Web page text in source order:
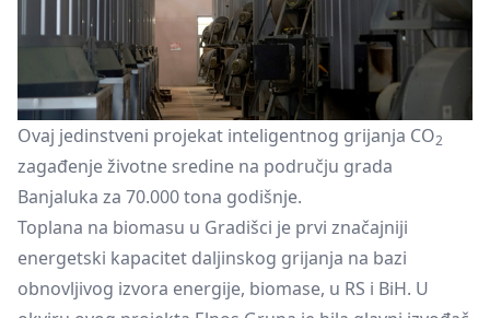
Ovaj jedinstveni projekat inteligentnog grijanja CO2
zagađenje životne sredine na području grada
Banjaluka za 70.000 tona godišnje.
Toplana na biomasu u Gradišci je prvi značajniji
energetski kapacitet daljinskog grijanja na bazi
obnovljivog izvora energije, biomase, u RS i BiH. U